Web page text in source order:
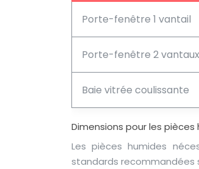
Porte-fenêtre 1 vantail
Porte-fenêtre 2 vantaux
Baie vitrée coulissante
Dimensions pour les pièces
Les pièces humides
standards recommandées